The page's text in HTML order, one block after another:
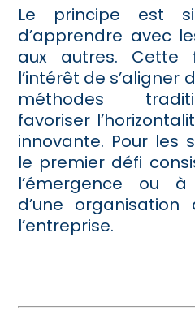
Le principe est
d’apprendre avec
aux autres. Cette
l’intérêt de s’aligner
méthodes
favoriser
innovante. Pour les
le premier défi
l’émergence ou
d’une
l’entreprise.